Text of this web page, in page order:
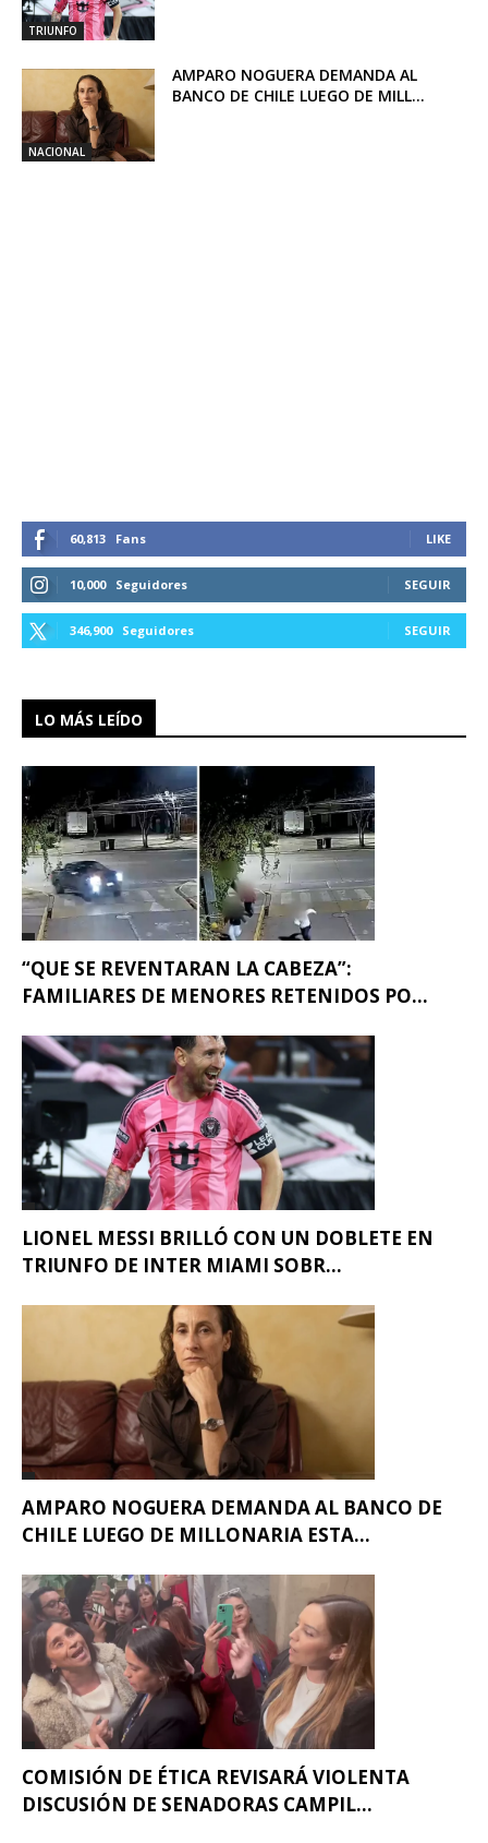
TRIUNFO
NACIONAL
AMPARO NOGUERA DEMANDA AL
BANCO DE CHILE LUEGO DE MILL...
60,813 Fans LIKE
10,000 Seguidores SEGUIR
346,900 Seguidores SEGUIR
LO MÁS LEÍDO
“QUE SE REVENTARAN LA CABEZA”:
FAMILIARES DE MENORES RETENIDOS PO...
LIONEL MESSI BRILLÓ CON UN DOBLETE EN
TRIUNFO DE INTER MIAMI SOBR...
AMPARO NOGUERA DEMANDA AL BANCO DE
CHILE LUEGO DE MILLONARIA ESTA...
COMISIÓN DE ÉTICA REVISARÁ VIOLENTA
DISCUSIÓN DE SENADORAS CAMPIL...